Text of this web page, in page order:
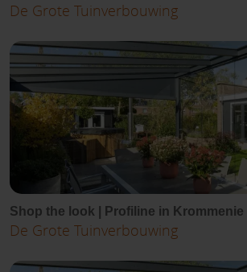
De Grote Tuinverbouwing
Shop the look | Profiline in Krommenie
De Grote Tuinverbouwing